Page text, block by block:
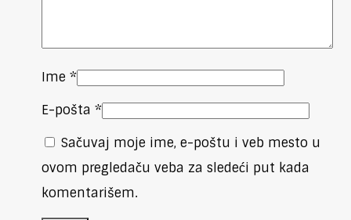
Ime *
E-pošta *
Sačuvaj moje ime, e-poštu i veb mesto u
ovom pregledaču veba za sledeći put kada
komentarišem.